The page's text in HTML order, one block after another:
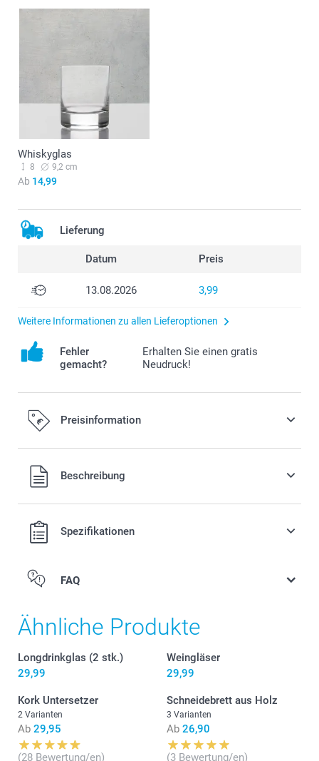
Whiskyglas
8 9,2 cm
Ab 14,99
Lieferung
Datum Preis
13.08.2026 3,99
Weitere Informationen zu allen Lieferoptionen
Fehler
gemacht?
Erhalten Sie einen gratis
Neudruck!
Preisinformation
Alle Preise verstehen sich in EURO (€) inkl. MwSt. und zzgl.
Versandkosten.Beschreibung
Spezifikationen
FAQ
Ähnliche Produkte
Longdrinkglas (2 stk.)
29,99
Weingläser
29,99
Kork Untersetzer
2 Varianten
Ab 29,95
(28 Bewertung/en)
Schneidebrett aus Holz
3 Varianten
Ab 26,90
(3 Bewertung/en)